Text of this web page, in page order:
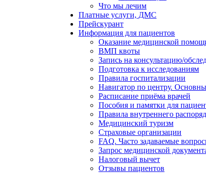
Что мы лечим
Платные услуги, ДМС
Прейскурант
Информация для пациентов
Оказание медицинской
ВМП квоты
Запись на консультацию/
Подготовка к исследованиям
Правила госпитализации
Навигатор по центру.
Расписание приёма врачей
Пособия и памятки для
Правила внутреннего
Медицинский туризм
Страховые организации
FAQ. Часто задаваемые
Запрос медицинской
Налоговый вычет
Отзывы пациентов